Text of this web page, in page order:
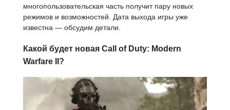
многопользовательская часть получит пару новых
режимов и возможностей. Дата выхода игры уже
известна — обсудим детали.
Какой будет новая Call of Duty: Modern
Warfare II?